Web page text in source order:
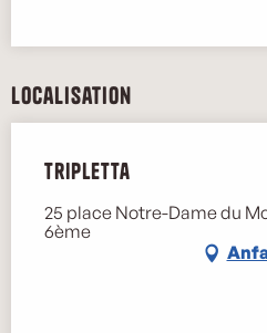
Localisation
Tripletta
25 place Notre-Dame du
6ème